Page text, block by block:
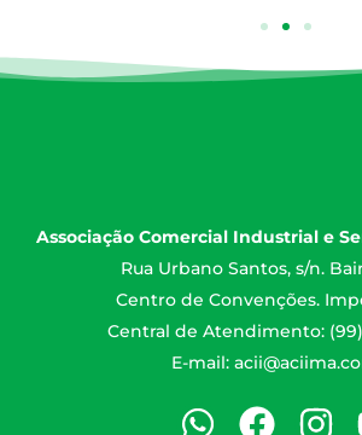
Associação Comercial Industrial e
Rua Urbano Santos, s/n.
Centro de Convenções.
Central de Atendimento: (99)
E-mail: